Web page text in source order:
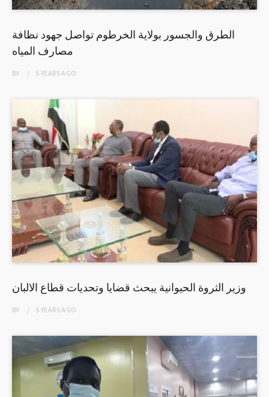
الطرق والجسور بولاية الخرطوم تواصل جهود نظافة
مصارف المياه
BY 5 YEARSAGO
وزير الثروة الحيوانية يبحث قضايا وتحديات قطاع الالبان
BY 5 YEARSAGO